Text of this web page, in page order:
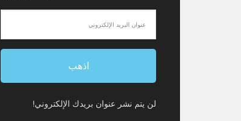
لن يتم نشر عنوان بريدك الإلكتروني!